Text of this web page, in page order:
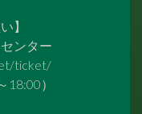
】
ンター
ticket/
）